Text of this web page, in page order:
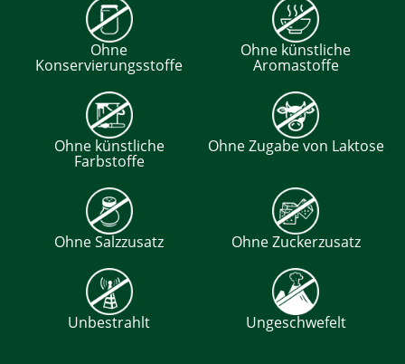
Ohne
Konservierungsstoffe
Ohne künstliche
Aromastoffe
Ohne künstliche
Farbstoffe
Ohne Zugabe von Laktose
Ohne Salzzusatz Ohne Zuckerzusatz
Unbestrahlt Ungeschwefelt